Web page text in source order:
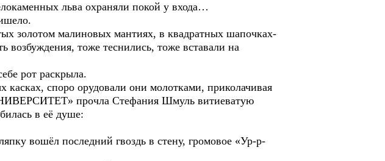
льва охраняли покой у входа…
золотом малиновых мантиях, в квадратных шапочках-
возбуждения, тоже теснились, тоже вставали на
рот раскрыла.
споро орудовали они молотками, приколачивая
прочла Стефания Шмуль витиеватую
в её душе:
вошёл последний гвоздь в стену, громовое «Ур-р-